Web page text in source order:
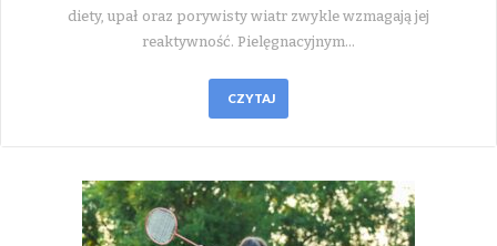
diety, upał oraz porywisty wiatr zwykle wzmagają jej
reaktywność. Pielęgnacyjnym…
CZYTAJ